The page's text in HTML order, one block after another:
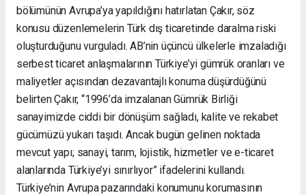
bölümünün Avrupa’ya yapıldığını hatırlatan Çakır, söz
konusu düzenlemelerin Türk dış ticaretinde daralma riski
oluşturduğunu vurguladı. AB’nin üçüncü ülkelerle imzaladığı
serbest ticaret anlaşmalarının Türkiye’yi gümrük oranları ve
maliyetler açısından dezavantajlı konuma düşürdüğünü
belirten Çakır, “1996’da imzalanan Gümrük Birliği
sanayimizde ciddi bir dönüşüm sağladı, kalite ve rekabet
gücümüzü yukarı taşıdı. Ancak bugün gelinen noktada
mevcut yapı; sanayi, tarım, lojistik, hizmetler ve e-ticaret
alanlarında Türkiye’yi sınırlıyor” ifadelerini kullandı.
Türkiye’nin Avrupa pazarındaki konumunu korumasının